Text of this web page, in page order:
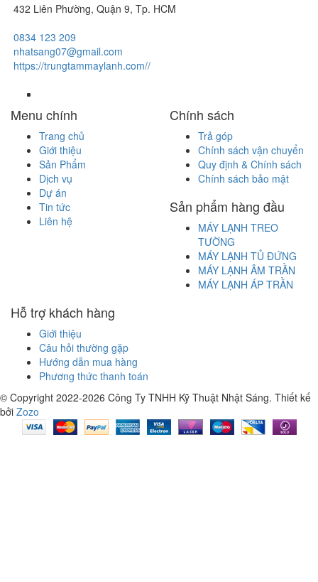
432 Liên Phường, Quận 9, Tp. HCM
0834 123 209
nhatsang07@gmail.com
https://trungtammaylanh.com//
Menu chính
Trang chủ
Giới thiệu
Sản Phẩm
Dịch vụ
Dự án
Tin tức
Liên hệ
Chính sách
Trả góp
Chính sách vận chuyển
Quy định & Chính sách
Chính sách bảo mật
Sản phẩm hàng đầu
MÁY LẠNH TREO
TƯỜNG
MÁY LẠNH TỦ ĐỨNG
MÁY LẠNH ÂM TRẦN
MÁY LẠNH ÁP TRẦN
Hỗ trợ khách hàng
Giới thiệu
Câu hỏi thường gặp
Hướng dẫn mua hàng
Phương thức thanh toán
© Copyright 2022-2026 Công Ty TNHH Kỹ Thuật Nhật Sáng. Thiết kế
bởi Zozo